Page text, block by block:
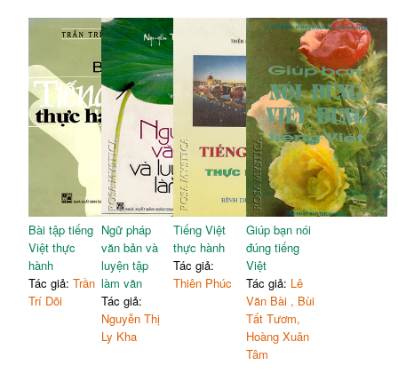
Bài tập tiếng
Việt thực
hành
Tác giả:Trần
Trí Dõi
Ngữ pháp
văn bản và
luyện tập
làm văn
Tác giả:
Nguyễn Thị
Ly Kha
Tiếng Việt
thực hành
Tác giả:
Thiên Phúc
Giúp bạn nói
đúng tiếng
Việt
Tác giả: Lê
Văn Bài , Bùi
Tất Tươm,
Hoàng Xuân
Tâm